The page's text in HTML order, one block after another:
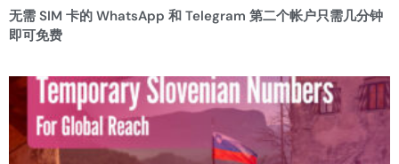
无需 SIM 卡的 WhatsApp 和 Telegram 第二个帐户只需几分钟
即可免费